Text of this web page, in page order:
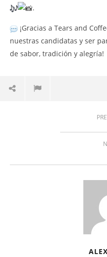
.
¡Gracias a Tears and
nuestras candidatas y ser
de sabor, tradición y alegría!